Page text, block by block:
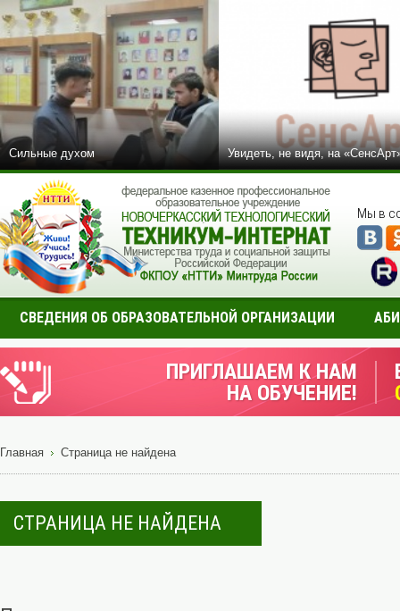
Сильные духом Увидеть, не видя, на
Мы в
СВЕДЕНИЯ ОБ ОБРАЗОВАТЕЛЬНОЙ ОРГАНИЗАЦИИ
ПРИГЛАШАЕМ К НАМ
НА ОБУЧЕНИЕ!
Главная Страница не найдена
СТРАНИЦА НЕ НАЙДЕНА